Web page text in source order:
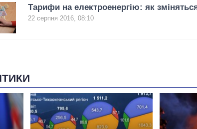
Тарифи на електроенергію: як
22 серпня 2016, 08:10